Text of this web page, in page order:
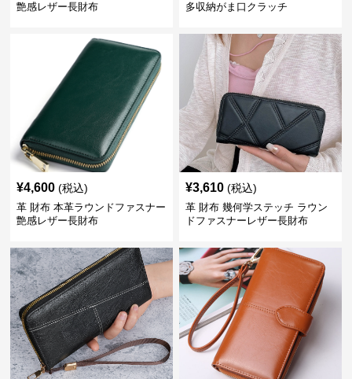
艶感レザー長財布
多収納がま口クラッチ
¥4,600 (税込)
革 財布 本革ラウンドファスナー
艶感レザー長財布
¥3,610 (税込)
革 財布 幾何学ステッチ ラウン
ドファスナーレザー長財布